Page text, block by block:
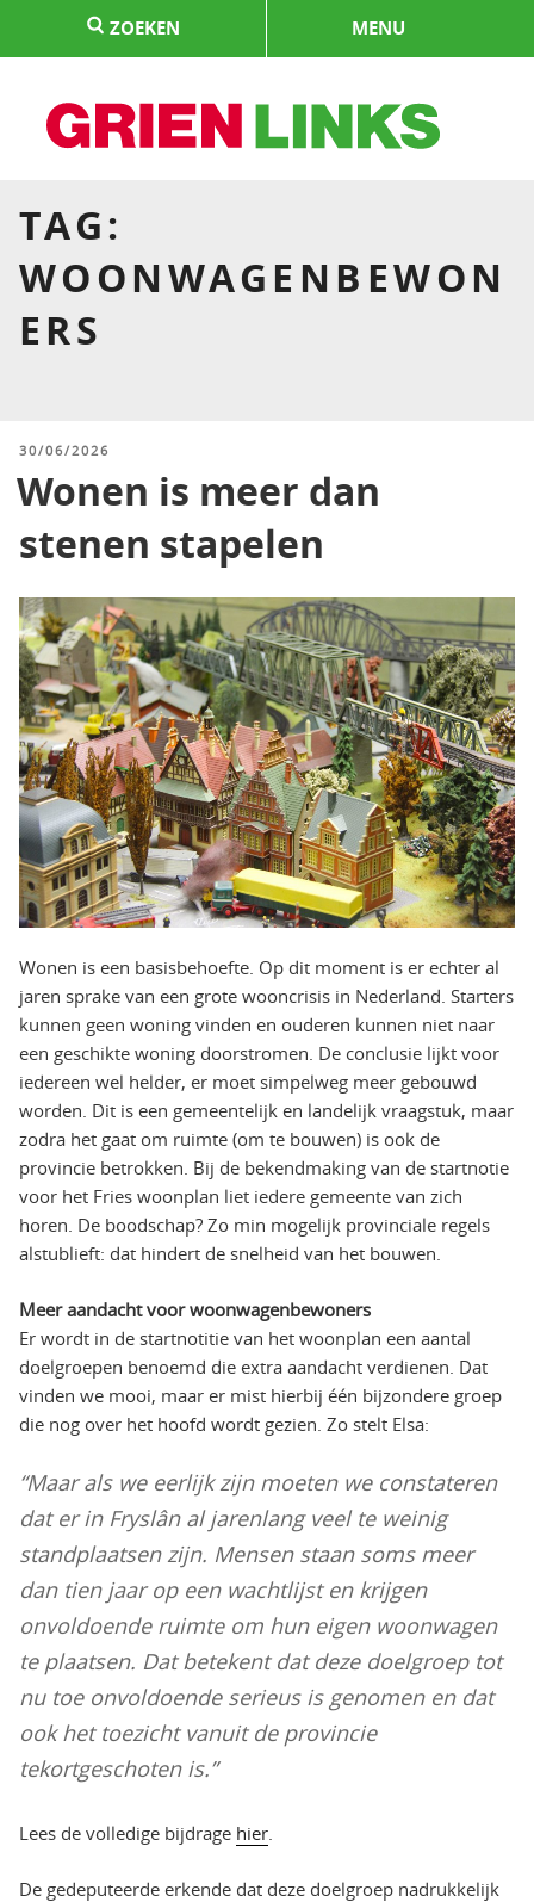
springen
ZOEKEN MENU
TAG:
WOONWAGENBEWON
ERS
GEPLAATST
30/06/2026
Wonen is meer dan
stenen stapelen
Wonen is een basisbehoefte. Op dit moment is er echter al
jaren sprake van een grote wooncrisis in Nederland. Starters
kunnen geen woning vinden en ouderen kunnen niet naar
een geschikte woning doorstromen. De conclusie lijkt voor
iedereen wel helder, er moet simpelweg meer gebouwd
worden. Dit is een gemeentelijk en landelijk vraagstuk, maar
zodra het gaat om ruimte (om te bouwen) is ook de
provincie betrokken. Bij de bekendmaking van de startnotie
voor het Fries woonplan liet iedere gemeente van zich
horen. De boodschap? Zo min mogelijk provinciale regels
alstublieft: dat hindert de snelheid van het bouwen.
Meer aandacht voor woonwagenbewoners
Er wordt in de startnotitie van het woonplan een aantal
doelgroepen benoemd die extra aandacht verdienen. Dat
vinden we mooi, maar er mist hierbij één bijzondere groep
die nog over het hoofd wordt gezien. Zo stelt Elsa:
“Maar als we eerlijk zijn moeten we constateren
dat er in Fryslân al jarenlang veel te weinig
standplaatsen zijn. Mensen staan soms meer
dan tien jaar op een wachtlijst en krijgen
onvoldoende ruimte om hun eigen woonwagen
te plaatsen. Dat betekent dat deze doelgroep tot
nu toe onvoldoende serieus is genomen en dat
ook het toezicht vanuit de provincie
tekortgeschoten is.”
Lees de volledige bijdrage hier.
De gedeputeerde erkende dat deze doelgroep nadrukkelijk